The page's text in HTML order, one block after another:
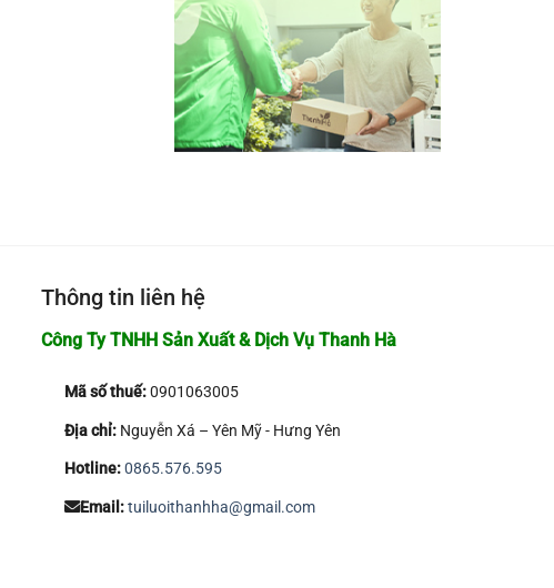
Thông tin liên hệ
Công Ty TNHH Sản Xuất & Dịch Vụ Thanh Hà
Mã số thuế:0901063005
Địa chỉ:Nguyễn Xá – Yên Mỹ - Hưng Yên
Hotline:0865.576.595
Email:tuiluoithanhha@gmail.com